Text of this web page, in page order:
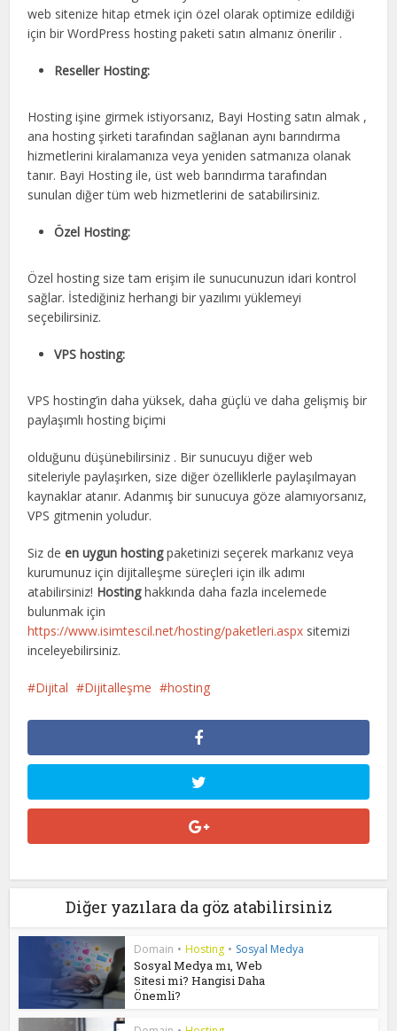
web sitenize hitap etmek için özel olarak optimize edildiği
için bir WordPress hosting paketi satın almanız önerilir .
Reseller Hosting:
Hosting işine girmek istiyorsanız, Bayi Hosting satın almak ,
ana hosting şirketi tarafından sağlanan aynı barındırma
hizmetlerini kiralamanıza veya yeniden satmanıza olanak
tanır. Bayi Hosting ile, üst web barındırma tarafından
sunulan diğer tüm web hizmetlerini de satabilirsiniz.
Özel Hosting:
Özel hosting size tam erişim ile sunucunuzun idari kontrol
sağlar. İstediğiniz herhangi bir yazılımı yüklemeyi
seçebilirsiniz.
VPS hosting:
VPS hosting’in daha yüksek, daha güçlü ve daha gelişmiş bir
paylaşımlı hosting biçimi
olduğunu düşünebilirsiniz . Bir sunucuyu diğer web
siteleriyle paylaşırken, size diğer özelliklerle paylaşılmayan
kaynaklar atanır. Adanmış bir sunucuya göze alamıyorsanız,
VPS gitmenin yoludur.
Siz deen uygun hostingpaketinizi seçerek markanız veya
kurumunuz için dijitalleşme süreçleri için ilk adımı
atabilirsiniz! Hostinghakkında daha fazla incelemede
bulunmak için
https://www.isimtescil.net/hosting/paketleri.aspx sitemizi
inceleyebilirsiniz.
Dijital Dijitalleşme hosting
Diğer yazılara da göz atabilirsiniz
Domain • Hosting • Sosyal Medya
Sosyal Medya mı, Web
Sitesi mi? Hangisi Daha
Önemli?